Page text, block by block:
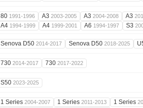
80 1991-1996 A3 2003-2005 A3 2004-2008 A3
A4 1994-1999 A4 1999-2001 A6 1994-1997 S3
Senova D50 2014-2017 Senova D50 2018-2025
730 2014-2017 730 2017-2022
S50 2023-2025
1 Series 2004-2007 1 Series 2011-2013 1 Series